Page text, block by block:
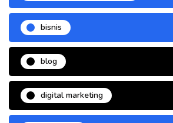
bisnis
blog
digital marketing